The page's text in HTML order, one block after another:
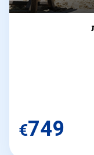
€749